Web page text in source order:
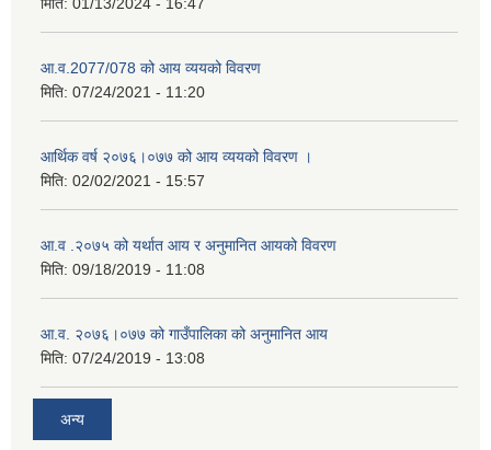
आ.व.2077/078 को आय व्ययको विवरण
मिति: 07/24/2021 - 11:20
आर्थिक वर्ष २०७६।०७७ को आय व्ययको विवरण ।
मिति: 02/02/2021 - 15:57
आ.व .२०७५ को यर्थात आय र अनुमानित आयको विवरण
मिति: 09/18/2019 - 11:08
आ.व. २०७६।०७७ को गाउँपालिका को अनुमानित आय
मिति: 07/24/2019 - 13:08
अन्य